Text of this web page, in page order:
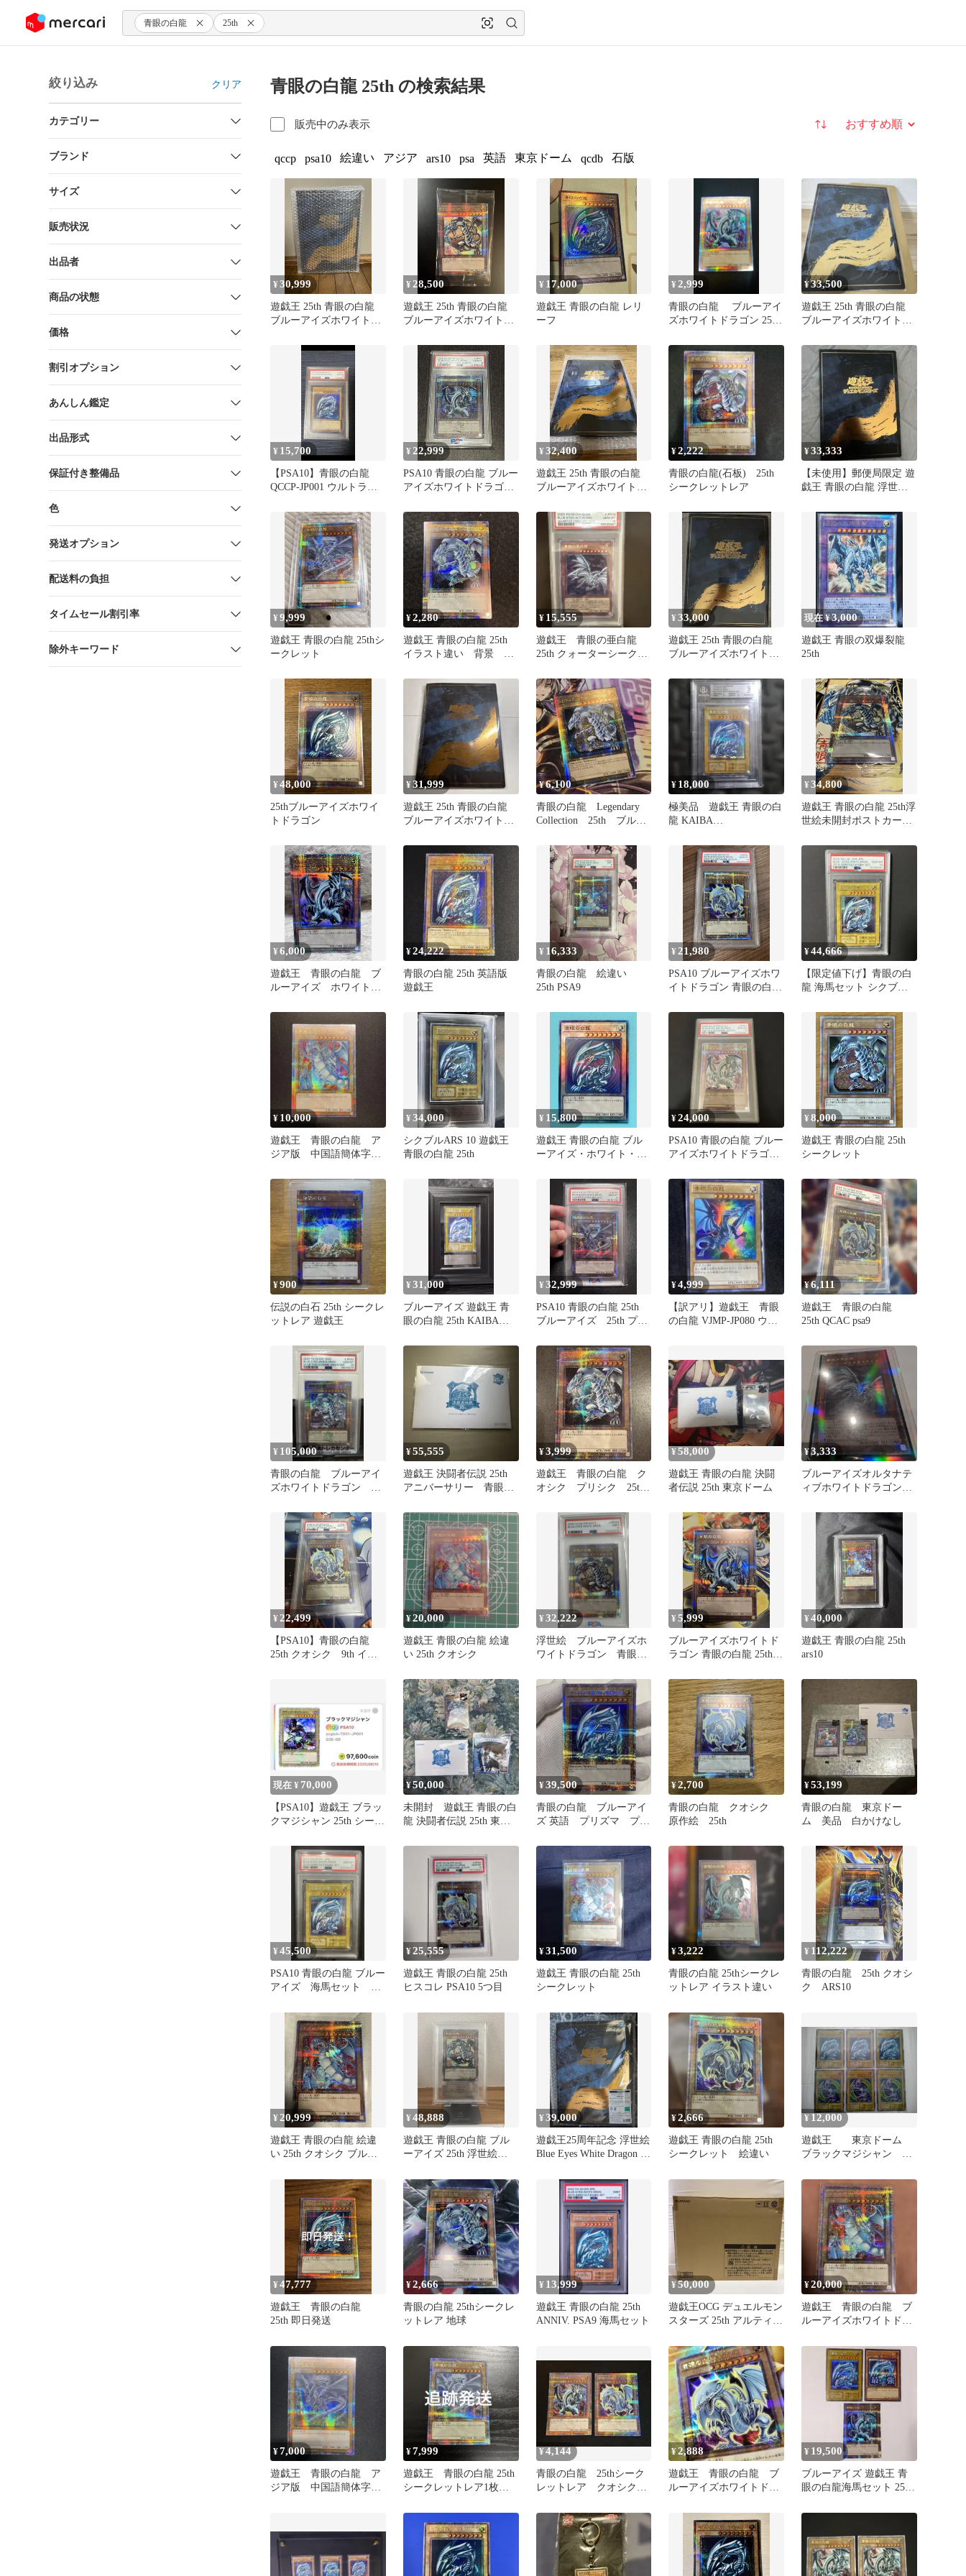
ツにスキップ 青眼の白龍 25th
絞り込み クリア
カテゴリー
ブランド
サイズ
販売状況
出品者
商品の状態
価格
割引オプション
あんしん鑑定
出品形式
保証付き整備品
色
発送オプション
配送料の負担
タイムセール割引率
除外キーワード
青眼の白龍 25th の検索結果
販売中のみ表示 並び替え
qccp psa10 絵違い アジア ars10 psa 英語 東京ドーム qcdb 石版
¥30,999
遊戯王 25th 青眼の白龍
ブルーアイズホワイトド
¥ 28,500
遊戯王 25th 青眼の白龍
ブルーアイズホワイトド
¥ 17,000
遊戯王 青眼の白龍 レリ
ーフ
¥ 2,999
青眼の白龍 ブルーアイ
ズホワイトドラゴン 25th
¥33,500
遊戯王 25th 青眼の白龍
ブルーアイズホワイトド
ード
¥ 15,700
【PSA10】青眼の白龍
QCCP-JP001 ウルトラレ
¥ 22,999
PSA10 青眼の白龍 ブルー
アイズホワイトドラゴン
¥32,400
遊戯王 25th 青眼の白龍
ブルーアイズホワイトド
ード
¥2,222
青眼の白龍(石板) 25th
シークレットレア
¥33,333
【未使用】郵便局限定 遊
戯王 青眼の白龍 浮世絵
イズ
¥9,999
遊戯王 青眼の白龍 25thシ
ークレット
¥2,280
遊戯王 青眼の白龍 25th
イラスト違い 背景 地
¥ 15,555
遊戯王 青眼の亜白龍
25th クォーターシークレ
¥33,000
遊戯王 25th 青眼の白龍
ブルーアイズホワイトド
ード
現在 ¥3,000
遊戯王 青眼の双爆裂龍
25th
¥48,000
25thブルーアイズホワイ
トドラゴン
¥31,999
遊戯王 25th 青眼の白龍
ブルーアイズホワイトド
¥6,100
青眼の白龍 Legendary
Collection 25th ブルー
¥ 18,000
極美品 遊戯王 青眼の白
龍 KAIBA
¥34,800
遊戯王 青眼の白龍 25th浮
世絵未開封ポストカード
¥6,000
遊戯王 青眼の白龍 ブ
ルーアイズ ホワイトド
¥24,222
青眼の白龍 25th 英語版
遊戯王
¥ 16,333
青眼の白龍 絵違い
25th PSA9
¥ 21,980
PSA10 ブルーアイズホワ
イトドラゴン 青眼の白龍
¥44,666
【限定値下げ】青眼の白
龍 海馬セット シクブル
¥ 10,000
遊戯王 青眼の白龍 ア
ジア版 中国語簡体字
¥34,000
シクブルARS 10 遊戯王
青眼の白龍 25th
¥ 15,800
遊戯王 青眼の白龍 ブル
ーアイズ・ホワイト・ド
日版
¥24,000
PSA10 青眼の白龍 ブルー
アイズホワイトドラゴン
¥8,000
遊戯王 青眼の白龍 25th
シークレット
¥900
伝説の白石 25th シークレ
ットレア 遊戯王
¥31,000
ブルーアイズ 遊戯王 青
眼の白龍 25th KAIBA
¥32,999
PSA10 青眼の白龍 25th
ブルーアイズ 25th プリ
¥4,999
【訳アリ】遊戯王 青眼
の白龍 VJMP-JP080 ウル
¥6,111
遊戯王 青眼の白龍
25th QCAC psa9
¥ 105,000
青眼の白龍 ブルーアイ
ズホワイトドラゴン 東
¥55,555
遊戯王 決闘者伝説 25th
アニバーサリー 青眼の
¥3,999
遊戯王 青眼の白龍 ク
オシク プリシク 25th
¥58,000
遊戯王 青眼の白龍 決闘
者伝説 25th 東京ドーム
¥3,333
ブルーアイズオルタナテ
ィブホワイトドラゴン
¥ 22,499
【PSA10】青眼の白龍
25th クオシク 9th イラ
¥20,000
遊戯王 青眼の白龍 絵違
い 25th クオシク
¥32,222
浮世絵 ブルーアイズホ
ワイトドラゴン 青眼の
¥5,999
ブルーアイズホワイトド
ラゴン 青眼の白龍 25th
い
¥40,000
遊戯王 青眼の白龍 25th
ars10
現在 ¥ 70,000
【PSA10】遊戯王 ブラッ
クマジシャン 25th シーク
¥50,000
未開封 遊戯王 青眼の白
龍 決闘者伝説 25th 東京
¥39,500
青眼の白龍 ブルーアイ
ズ 英語 プリズマ プリ
¥2,700
青眼の白龍 クオシク
原作絵 25th
¥53,199
青眼の白龍 東京ドー
ム 美品 白かけなし
¥45,500
PSA10 青眼の白龍 ブルー
アイズ 海馬セット 最
¥25,555
遊戯王 青眼の白龍 25th
ヒスコレ PSA10 5つ目
¥31,500
遊戯王 青眼の白龍 25th
シークレット
¥3,222
青眼の白龍 25thシークレ
ットレア イラスト違い
¥ 112,222
青眼の白龍 25th クオシ
ク ARS10
¥20,999
遊戯王 青眼の白龍 絵違
い 25th クオシク ブルー
¥48,888
遊戯王 青眼の白龍 ブル
ーアイズ 25th 浮世絵
¥39,000
遊戯王25周年記念 浮世絵
Blue Eyes White Dragon 未
¥2,666
遊戯王 青眼の白龍 25th
シークレット 絵違い
¥ 12,000
遊戯王 東京ドーム
ブラックマジシャン 青
ニア
¥47,777
遊戯王 青眼の白龍
25th 即日発送
¥2,666
青眼の白龍 25thシークレ
ットレア 地球
¥ 13,999
遊戯王 青眼の白龍 25th
ANNIV. PSA9 海馬セット
¥50,000
遊戯王OCG デュエルモン
スターズ 25th アルティメ
¥20,000
遊戯王 青眼の白龍 ブ
ルーアイズホワイトドラ
¥7,000
遊戯王 青眼の白龍 ア
ジア版 中国語簡体字
¥7,999
遊戯王 青眼の白龍 25th
シークレットレア1枚
¥4,144
青眼の白龍 25thシーク
レットレア クオシク
レ EX版
¥2,888
遊戯王 青眼の白龍 ブ
ルーアイズホワイトドラ
クレット
¥ 19,500
ブルーアイズ 遊戯王 青
眼の白龍海馬セット 25th